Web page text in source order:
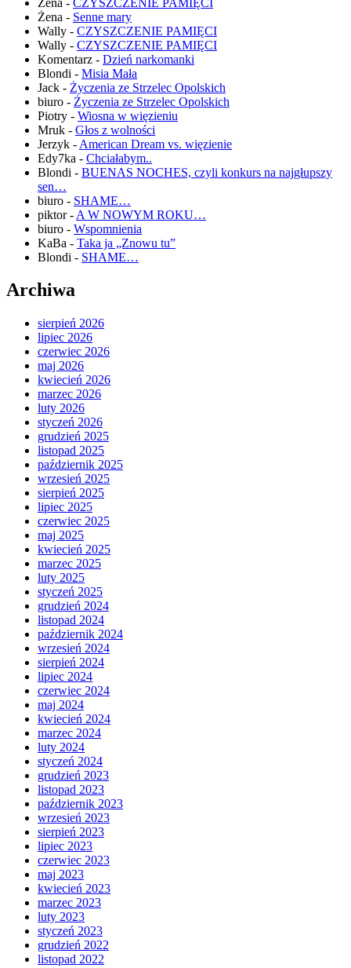
Żena - Senne mary
Wally - CZYSZCZENIE PAMIĘCI
Wally - CZYSZCZENIE PAMIĘCI
Komentarz - Dzień narkomanki
Blondi - Misia Mała
Jack - Życzenia ze Strzelec Opolskich
biuro - Życzenia ze Strzelec Opolskich
Piotry - Wiosna w więzieniu
Mruk - Głos z wolności
Jerzyk - American Dream vs. więzienie
Edy7ka - Chciałabym..
Blondi - BUENAS NOCHES, czyli konkurs na najgłupszy
sen…
biuro - SHAME…
piktor- A W NOWYM ROKU…
biuro - Wspomnienia
KaBa - Taka ja „Znowu tu”
Blondi - SHAME…
Archiwa
sierpień 2026
lipiec 2026
czerwiec 2026
maj 2026
kwiecień 2026
marzec 2026
luty 2026
styczeń 2026
grudzień 2025
listopad 2025
październik 2025
wrzesień 2025
sierpień 2025
lipiec 2025
czerwiec 2025
maj 2025
kwiecień 2025
marzec 2025
luty 2025
styczeń 2025
grudzień 2024
listopad 2024
październik 2024
wrzesień 2024
sierpień 2024
lipiec 2024
czerwiec 2024
maj 2024
kwiecień 2024
marzec 2024
luty 2024
styczeń 2024
grudzień 2023
listopad 2023
październik 2023
wrzesień 2023
sierpień 2023
lipiec 2023
czerwiec 2023
maj 2023
kwiecień 2023
marzec 2023
luty 2023
styczeń 2023
grudzień 2022
listopad 2022